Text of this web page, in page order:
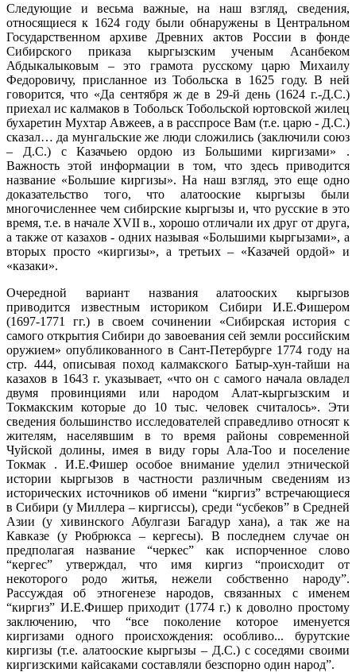
Следующие и весьма важные, на наш взгляд, сведения,
относящиеся к 1624 году были обнаружены в Центральном
Государственном архиве Древних актов России в фонде
Сибирского приказа кыргызским ученым Асанбеком
Абдыкалыковым – это грамота русскому царю Михаилу
Федоровичу, присланное из Тобольска в 1625 году. В ней
говорится, что «Да сентября ж де в 29-й день (1624 г.-Д.С.)
приехал ис калмаков в Тобольск Тобольской юртовской жилец
бухаретин Мухтар Авжеев, а в расспросе Вам (т.е. царю - Д.С.)
сказал… да мунгальские же люди сложились (заключили союз
– Д.С.) с Казачьею ордою из Большими киргизами» .
Важность этой информации в том, что здесь приводится
название «Большие киргизы». На наш взгляд, это еще одно
доказательство того, что алатооские кыргызы были
многочисленнее чем сибирские кыргызы и, что русские в это
время, т.е. в начале XVII в., хорошо отличали их друг от друга,
а также от казахов - одних называя «Большими кыргызами», а
вторых просто «киргизы», а третьих – «Казачей ордой» и
«казаки».
Очередной вариант названия алатооских кыргызов
приводится известным историком Сибири И.Е.Фишером
(1697-1771 гг.) в своем сочинении «Сибирская история с
самого открытия Сибири до завоевания сей земли российским
оружием» опубликованного в Сант-Петербурге 1774 году на
стр. 444, описывая поход калмакского Батыр-хун-тайши на
казахов в 1643 г. указывает, «что он с самого начала овладел
двумя провинциями или народом Алат-кыргызским и
Токмакским которые до 10 тыс. человек считалось». Эти
сведения большинство исследователей справедливо относят к
жителям, населявшим в то время районы современной
Чуйской долины, имея в виду горы Ала-Тоо и поселение
Токмак . И.Е.Фишер особое внимание уделил этнической
истории кыргызов в частности различным сведениям из
исторических источников об имени “киргиз” встречающиеся
в Сибири (у Миллера – киргиссы), среди “усбеков” в Средней
Азии (у хивинского Абулгази Багадур хана), а так же на
Кавказе (у Рюбрюкса – кергесы). В последнем случае он
предполагая название “черкес” как испорченное слово
“кергес” утверждал, что имя киргиз “происходит от
некоторого родо житья, нежели собственно народу”.
Рассуждая об этногенезе народов, связанных с именем
“киргиз” И.Е.Фишер приходит (1774 г.) к доволно простому
заключению, что “все поколение которое именуется
киргизами одного происхождения: особливо... бурутские
киргизы (т.е. алатооские кыргызы – Д.С.) с соседями своими
киргизскими кайсаками составляли безспорно один народ”.